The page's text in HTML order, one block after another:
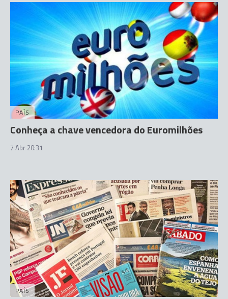
PAÍS
Conheça a chave vencedora do Euromilhões
7 Abr 20:31
PAÍS